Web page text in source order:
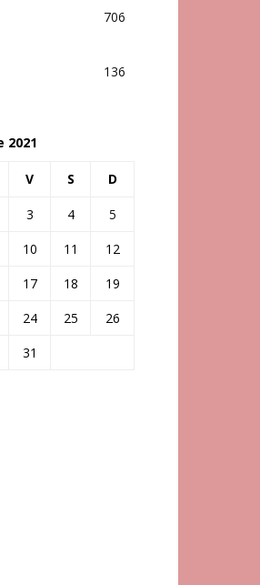
706
136
2021
V S D
3 4
5
10 11
12
17 18
19
24 25
26
31